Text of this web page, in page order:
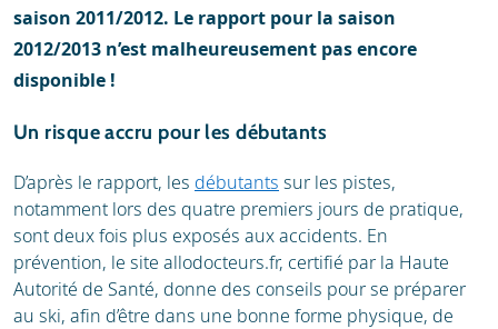
saison 2011/2012. Le rapport pour la saison
2012/2013 n’est malheureusement pas encore
disponible !
Un risque accru pour les débutants
D’après le rapport, les débutants sur les pistes,
notamment lors des quatre premiers jours de pratique,
sont deux fois plus exposés aux accidents. En
prévention, le site allodocteurs.fr, certifié par la Haute
Autorité de Santé, donne des conseils pour se préparer
au ski, afin d’être dans une bonne forme physique, de